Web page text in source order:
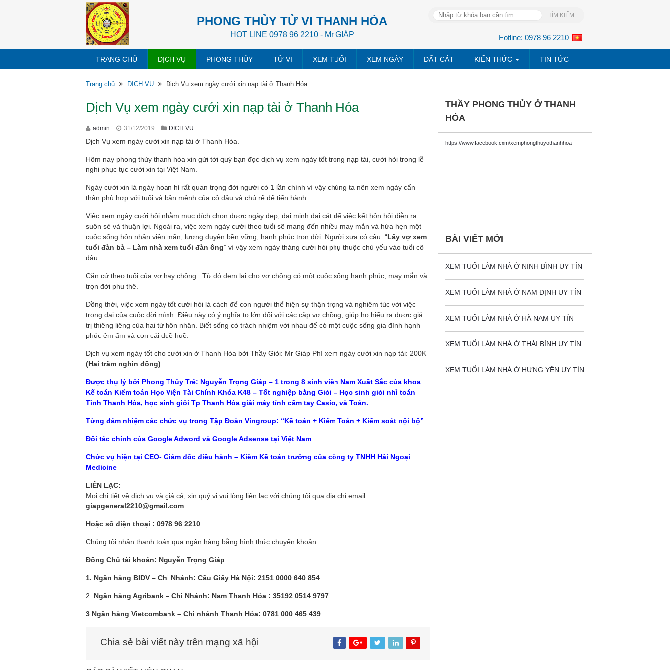
PHONG THỦY TỬ VI THANH HÓA
HOT LINE 0978 96 2210 - Mr GIÁP Hotline: 0978 96 2210
TRANG CHỦ DỊCH VỤ PHONG THỦY TỬ VI XEM TUỔI XEM NGÀY ĐẤT CÁT KIẾN THỨC TIN TỨC
Trang chủ DỊCH VỤ Dịch Vụ xem ngày cưới xin nạp tài ở Thanh Hóa
Dịch Vụ xem ngày cưới xin nạp tài ở Thanh Hóa
admin 31/12/2019 DỊCH VỤ
Dịch Vụ xem ngày cưới xin nạp tài ở Thanh Hóa.
Hôm nay phong thủy thanh hóa xin gửi tới quý bạn đọc dịch vụ xem ngày tốt trong nạp tài, cưới hỏi trong lễ
nghi phục tục cưới xin tại Việt Nam.
Ngày cưới xin là ngày hoan hỉ rất quan trọng đời người có 1 lần chính vì vậy chúng ta nên xem ngày cẩn
thận phù hợp với tuổi và bản mệnh của cô dâu và chú rể để tiến hành.
Việc xem ngày cưới hỏi nhằm mục đích chọn được ngày đẹp, đại minh đại cát để việc kết hôn hỏi diễn ra
suôn sẻ và thuận lợi. Ngoài ra, việc xem ngày cưới theo tuổi sẽ mang đến nhiều may mắn và hứa hẹn một
cuộc sống hôn nhân viên mãn, lương duyên bền vững, hạnh phúc trọn đời. Người xưa có câu: “Lấy vợ xem
tuổi đàn bà – Làm nhà xem tuổi đàn ông” vì vậy xem ngày tháng cưới hỏi phụ thuộc chủ yếu vào tuổi cô
dâu.
Căn cứ theo tuổi của vợ hay chồng . Từ đó đem lại cho vợ chồng có một cuộc sống hạnh phúc, may mắn và
trọn đời phu thê.
Đồng thời, việc xem ngày tốt cưới hỏi là cách để con người thể hiện sự thận trọng và nghiêm túc với việc
trọng đại của cuộc đời mình. Điều này có ý nghĩa to lớn đối với các cặp vợ chồng, giúp họ hiểu ra được giá
trị thiêng liêng của hai từ hôn nhân. Biết sống có trách nhiệm với nhau để có một cuộc sống gia đình hạnh
phúc êm ấm và con cái đuề huề.
Dịch vụ xem ngày tốt cho cưới xin ở Thanh Hóa bởi Thầy Giỏi: Mr Giáp Phí xem ngày cưới xin nạp tài: 200K
(Hai trăm nghìn đồng)
Được thụ lý bởi Phong Thủy Trẻ: Nguyễn Trọng Giáp – 1 trong 8 sinh viên Nam Xuất Sắc của khoa
Kế toán Kiểm toán Học Viện Tài Chính Khóa K48 – Tốt nghiệp bằng Giỏi – Học sinh giỏi nhì toán
Tỉnh Thanh Hóa, học sinh giỏi Tp Thanh Hóa giải máy tính cầm tay Casio, và Toán.
Từng đảm nhiệm các chức vụ trong Tập Đoàn Vingroup: “Kế toán + Kiểm Toán + Kiểm soát nội bộ”
Đối tác chính của Google Adword và Google Adsense tại Việt Nam
Chức vụ hiện tại CEO- Giám đốc điều hành – Kiêm Kế toán trưởng của công ty TNHH Hải Ngoại
Medicine
LIÊN LẠC:
Mọi chi tiết về dịch vụ và giá cả, xin quý vị vui lòng liên lạc với chúng tôi qua địa chỉ email:
giapgeneral2210@gmail.com
Hoặc số điện thoại : 0978 96 2210
Chúng tôi nhận thanh toán qua ngân hàng bằng hình thức chuyển khoản
Đồng Chủ tài khoản: Nguyễn Trọng Giáp
1. Ngân hàng BIDV – Chi Nhánh: Cầu Giấy Hà Nội: 2151 0000 640 854
2. Ngân hàng Agribank – Chi Nhánh: Nam Thanh Hóa : 35192 0514 9797
3 Ngân hàng Vietcombank – Chi nhánh Thanh Hóa: 0781 000 465 439
Chia sẻ bài viết này trên mạng xã hội
THẦY PHONG THỦY Ở THANH
HÓA
https://www.facebook.com/xemphongthuyothanhhoa
BÀI VIẾT MỚI
XEM TUỔI LÀM NHÀ Ở NINH BÌNH UY TÍN
XEM TUỔI LÀM NHÀ Ở NAM ĐỊNH UY TÍN
XEM TUỔI LÀM NHÀ Ở HÀ NAM UY TÍN
XEM TUỔI LÀM NHÀ Ở THÁI BÌNH UY TÍN
XEM TUỔI LÀM NHÀ Ở HƯNG YÊN UY TÍN